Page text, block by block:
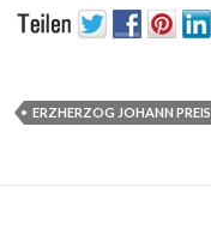
ERZHERZOG JOHANN PREIS